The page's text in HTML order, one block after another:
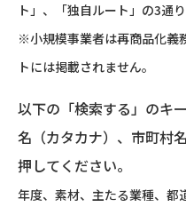
ト」、「独自ルート」の3通
※小規模事業者は再商品化義
トには掲載されません。
以下の「検索する」のキ
名（カタカナ）、市町村
押してください。
年度、素材、主たる業種、都